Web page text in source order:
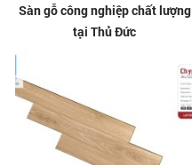
Sàn gỗ công nghiệp chất lượng
tại Thủ Đức